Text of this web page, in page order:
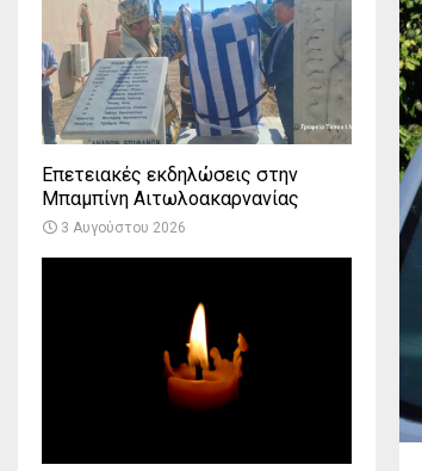
Επετειακές εκδηλώσεις στην
Μπαμπίνη Αιτωλοακαρνανίας
3 Αυγούστου 2026